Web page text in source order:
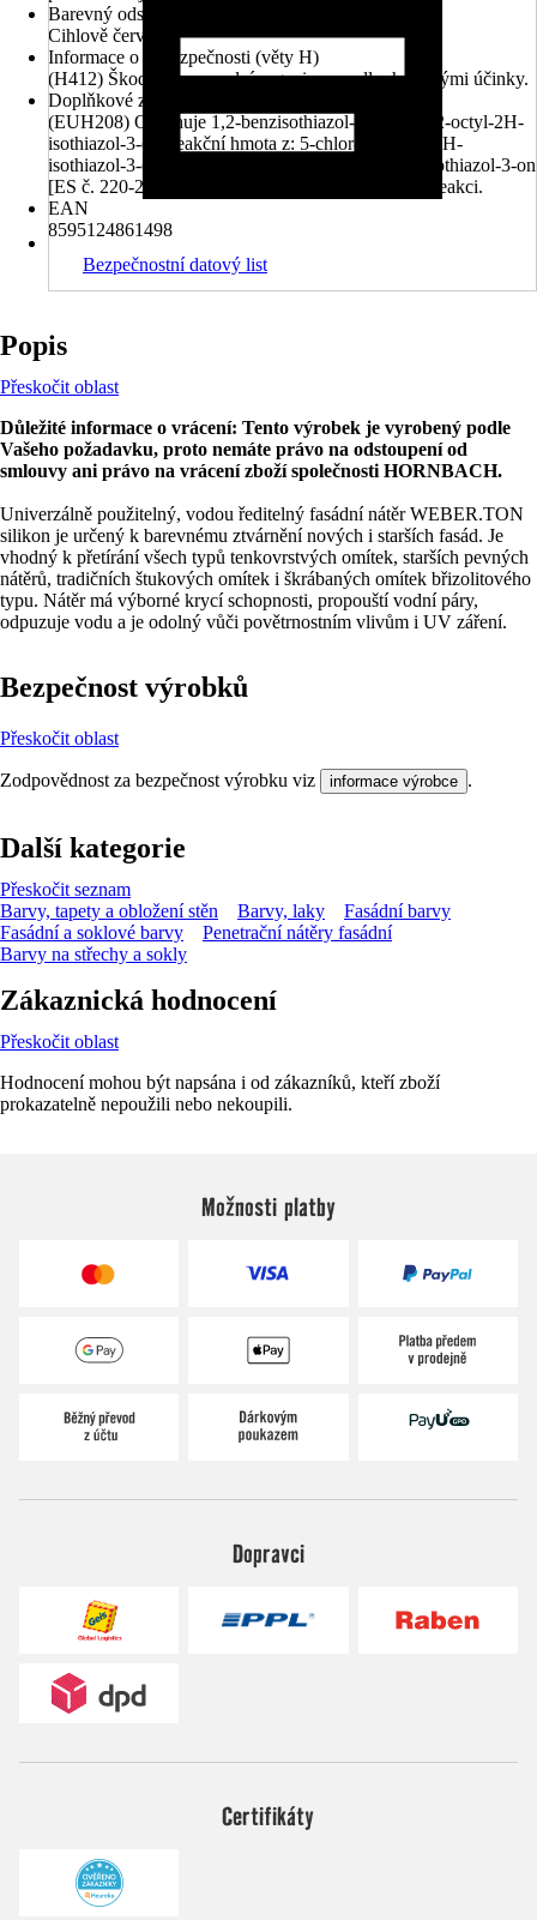
Barevný odstín
Cihlově červená
Informace o nebezpečnosti (věty H)
(H412) Škodlivý pro vodní organismy, s dlouhodobými účinky.
Doplňkové znaky nebezpečnosti (věty EUH)
(EUH208) Obsahuje 1,2-benzisothiazol-3(2H)-on, 2-octyl-2H-
isothiazol-3-on, reakční hmota z: 5-chlor-2-methyl-2H-
isothiazol-3-on [ES č. 247-500-7] a 2-methyl-2H-isothiazol-3-on
[ES č. 220-239-6] (3:1) . Může vyvolat alergickou reakci.
EAN
8595124861498
Bezpečnostní datový list
Popis
Přeskočit oblast
Důležité informace o vrácení: Tento výrobek je vyrobený podle
Vašeho požadavku, proto nemáte právo na odstoupení od
smlouvy ani právo na vrácení zboží společnosti HORNBACH.
Univerzálně použitelný, vodou ředitelný fasádní nátěr WEBER.TON
silikon je určený k barevnému ztvárnění nových i starších fasád. Je
vhodný k přetírání všech typů tenkovrstvých omítek, starších pevných
nátěrů, tradičních štukových omítek i škrábaných omítek břizolitového
typu. Nátěr má výborné krycí schopnosti, propouští vodní páry,
odpuzuje vodu a je odolný vůči povětrnostním vlivům i UV záření.
Bezpečnost výrobků
Přeskočit oblast
Zodpovědnost za bezpečnost výrobku viz informace výrobce .
Další kategorie
Přeskočit seznam
Barvy, tapety a obložení stěn
Barvy, laky
Fasádní barvy
Fasádní a soklové barvy
Penetrační nátěry fasádní
Barvy na střechy a sokly
Zákaznická hodnocení
Přeskočit oblast
Hodnocení mohou být napsána i od zákazníků, kteří zboží
prokazatelně nepoužili nebo nekoupili.
Možnosti platby
Dopravci
Certifikáty